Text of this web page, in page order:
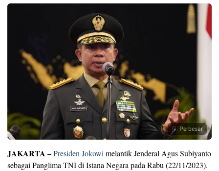
Perbesar
JAKARTA –Presiden Jokowi melantik Jenderal Agus Subiyanto
sebagai Panglima TNI di Istana Negara pada Rabu (22/11/2023).